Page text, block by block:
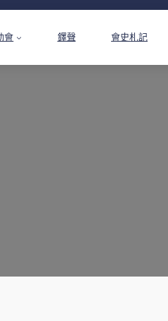
會 鐸聲 會史札記